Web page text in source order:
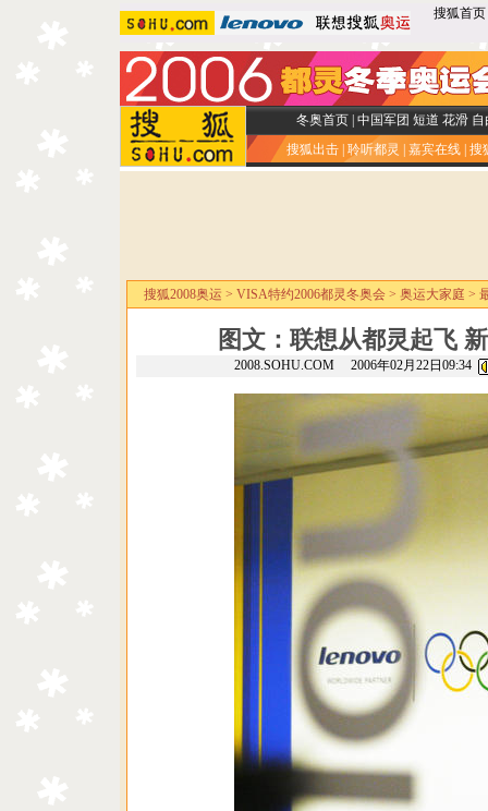
搜狐首页
冬奥首页| 中国军团 短道 花滑 自
搜狐出击 聆听都灵 嘉宾在线 搜
搜狐2008奥运 > VISA特约2006都灵冬奥会> 奥运大家庭 >
图文：联想从都灵起飞
2008.SOHU.COM 2006年02月22日09:34